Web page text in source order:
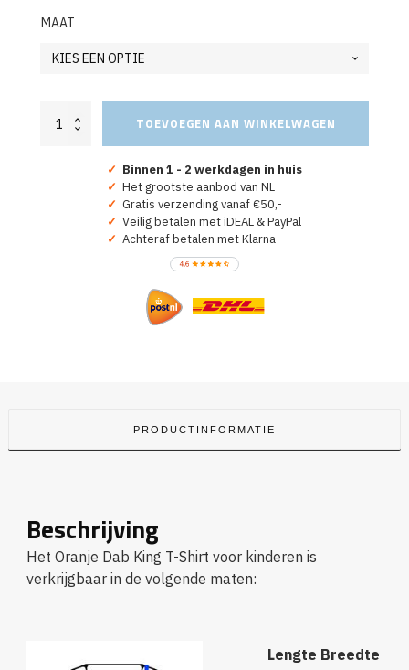
MAAT
Oranje
Dab
TOEVOEGEN AAN WINKELWAGEN
✓ Binnen 1 - 2 werkdagen in huis
✓ Het grootste aanbod van NL
✓ Gratis verzending vanaf €50,-
✓ Veilig betalen met iDEAL & PayPal
✓ Achteraf betalen met Klarna
PRODUCTINFORMATIE
Beschrijving
Het Oranje Dab King T-Shirt voor kinderen is
verkrijgbaar in de volgende maten:
Lengte Breedte